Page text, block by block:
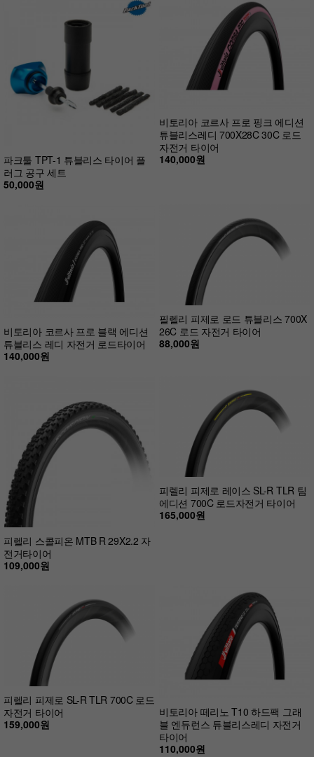
파크툴 TPT-1 튜블리스 타이어 플
러그 공구 세트
50,000원
비토리아 코르사 프로 핑크 에디션
튜블리스레디 700X28C 30C 로드
자전거 타이어
140,000원
비토리아 코르사 프로 블랙 에디션
튜블리스 레디 자전거 로드타이어
140,000원
필렐리 피제로 로드 튜블리스 700X
26C 로드 자전거 타이어
88,000원
피렐리 스콜피온 MTB R 29X2.2 자
전거타이어
109,000원
피렐리 피제로 레이스 SL-R TLR 팀
에디션 700C 로드자전거 타이어
165,000원
피렐리 피제로 SL-R TLR 700C 로드
자전거 타이어
159,000원
비토리아 떼리노 T10 하드팩 그래
블 엔듀런스 튜블리스레디 자전거
타이어
110,000원